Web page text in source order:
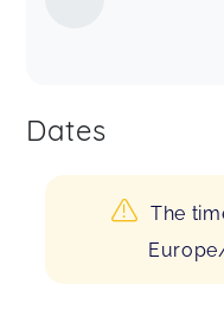
Dates
The